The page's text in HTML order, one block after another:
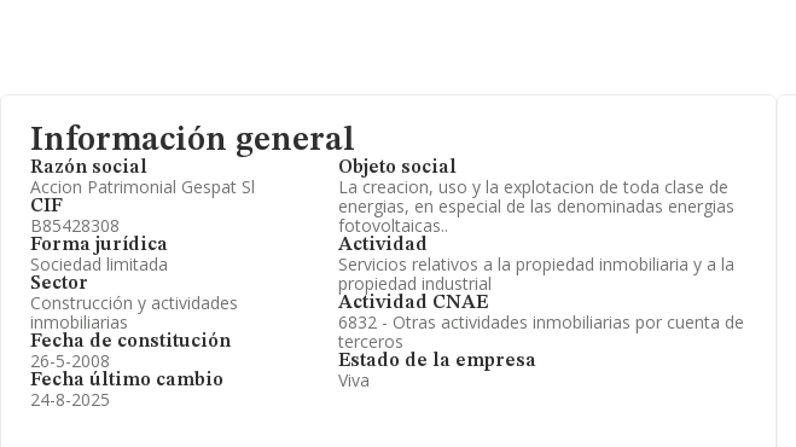
Información general
Razón social
Accion Patrimonial Gespat Sl
CIF
B85428308
Forma jurídica
Sociedad limitada
Sector
Construcción y actividades
inmobiliarias
Fecha de constitución
26-5-2008
Fecha último cambio
24-8-2025
Objeto social
La creacion, uso y la explotacion de toda clase de
energias, en especial de las denominadas energias
fotovoltaicas..
Actividad
Servicios relativos a la propiedad inmobiliaria y a la
propiedad industrial
Actividad CNAE
6832 - Otras actividades inmobiliarias por cuenta de
terceros
Estado de la empresa
Viva